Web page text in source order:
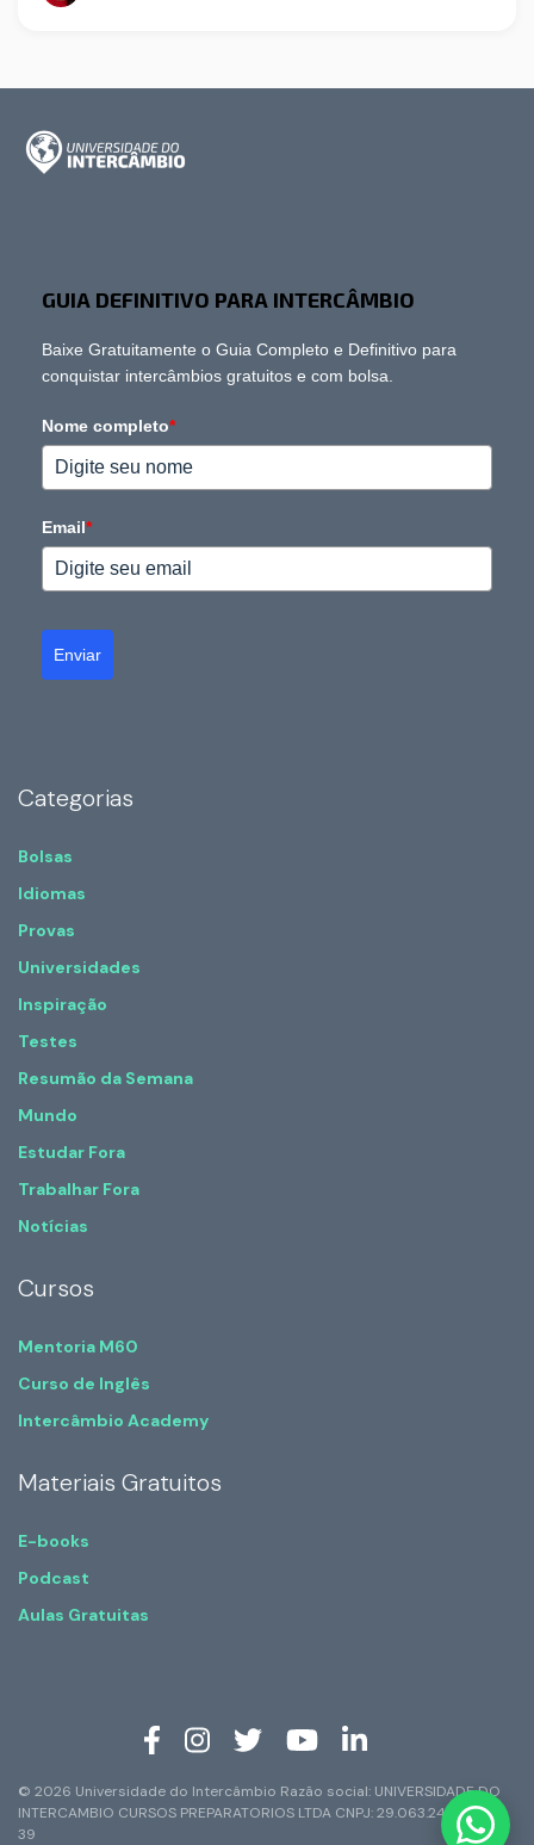
GUIA DEFINITIVO PARA INTERCÂMBIO
Baixe Gratuitamente o Guia Completo e Definitivo para
conquistar intercâmbios gratuitos e com bolsa.
Nome completo*
Email*
Enviar
Categorias
Bolsas
Idiomas
Provas
Universidades
Inspiração
Testes
Resumão da Semana
Mundo
Estudar Fora
Trabalhar Fora
Notícias
Cursos
Mentoria M60
Curso de Inglês
Intercâmbio Academy
Materiais Gratuitos
E-books
Podcast
Aulas Gratuitas
© 2026 Universidade do Intercâmbio Razão social: UNIVERSIDADE DO
INTERCAMBIO CURSOS PREPARATORIOS LTDA CNPJ: 29.063.247/0001-
39